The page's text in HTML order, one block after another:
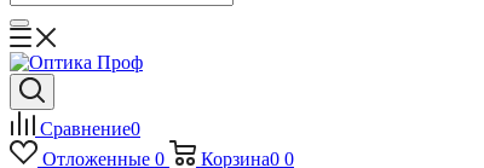
Сравнение0
Отложенные 0 Корзина0 0